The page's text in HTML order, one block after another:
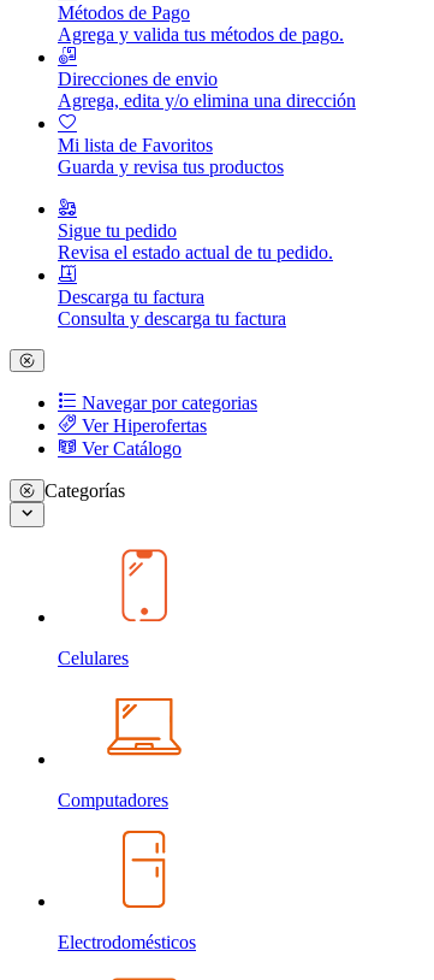
Métodos de Pago
Agrega y valida tus métodos de pago.
Direcciones de envio
Agrega, edita y/o elimina una dirección
Mi lista de Favoritos
Guarda y revisa tus productos
Sigue tu pedido
Revisa el estado actual de tu pedido.
Descarga tu factura
Consulta y descarga tu factura
Navegar por categorias
Ver Hiperofertas
Ver Catálogo
Categorías
Celulares
Computadores
Electrodomésticos